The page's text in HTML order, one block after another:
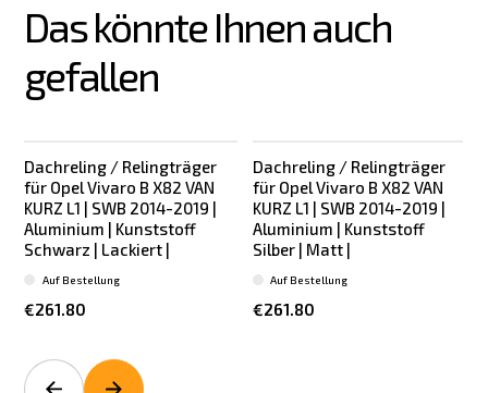
Das könnte Ihnen auch
gefallen
Dachreling / Relingträger
für Opel Vivaro B X82 VAN
KURZ L1 | SWB 2014-2019 |
Aluminium | Kunststoff
Schwarz | Lackiert |
€261.80
Auf Bestellung
Bestseller
Dachreling / Relingträger
für Opel Vivaro B X82 VAN
KURZ L1 | SWB 2014-2019 |
Aluminium | Kunststoff
Silber | Matt |
€261.80
Auf Bestellung